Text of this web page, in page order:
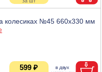
колесиках №45 660х330 мм
599 ₽